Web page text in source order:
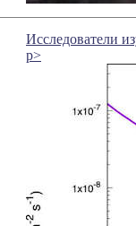
Исследователи
p>